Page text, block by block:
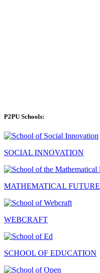
P2PU Schools:
SOCIAL INNOVATION
MATHEMATICAL FUTURE
WEBCRAFT
SCHOOL OF EDUCATION